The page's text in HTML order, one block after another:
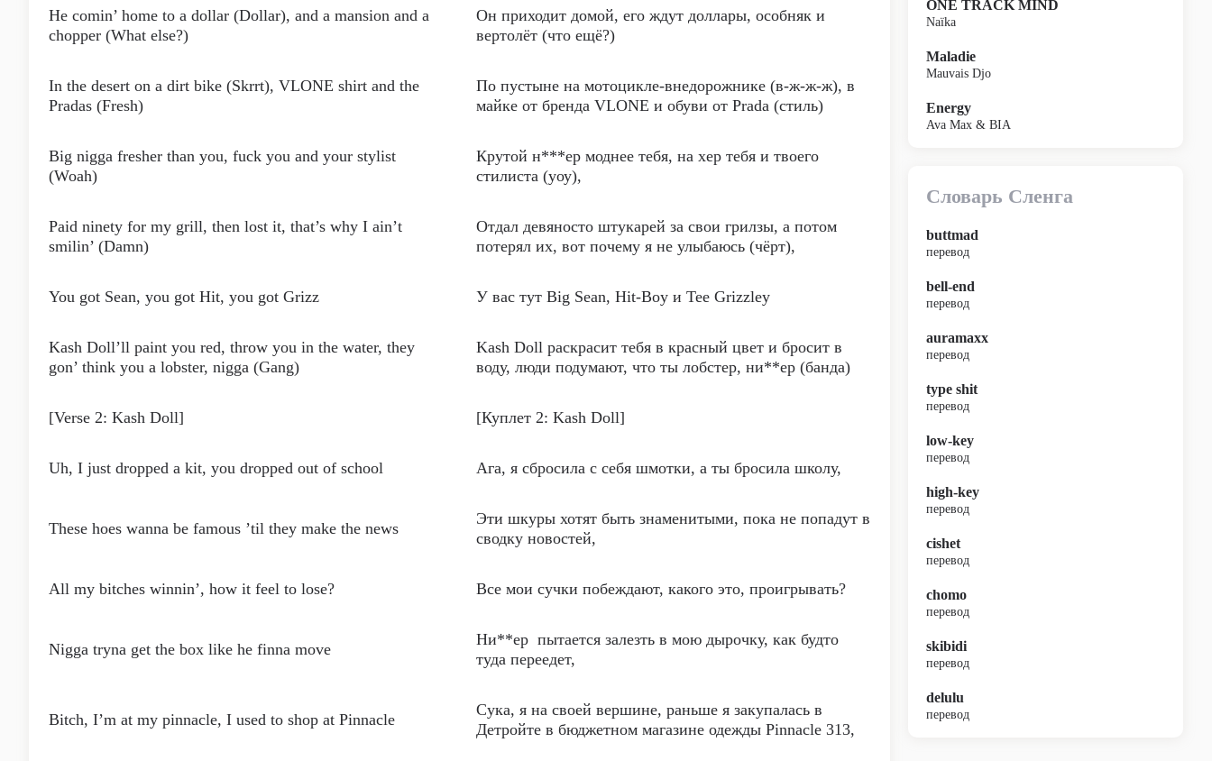
He comin’ home to a dollar (Dollar), and a mansion and a
chopper (What else?)
Он приходит домой, его ждут доллары, особняк и
вертолёт (что ещё?)
In the desert on a dirt bike (Skrrt), VLONE shirt and the
Pradas (Fresh)
По пустыне на мотоцикле-внедорожнике (в-ж-ж-ж), в
майке от бренда VLONE и обуви от Prada (стиль)
Big nigga fresher than you, fuck you and your stylist
(Woah)
Крутой н***ер моднее тебя, на хер тебя и твоего
стилиста (уоу),
Paid ninety for my grill, then lost it, that’s why I ain’t
smilin’ (Damn)
Отдал девяносто штукарей за свои грилзы, а потом
потерял их, вот почему я не улыбаюсь (чёрт),
You got Sean, you got Hit, you got Grizz У вас тут Big Sean, Hit-Boy и Tee Grizzley
Kash Doll’ll paint you red, throw you in the water, they
gon’ think you a lobster, nigga (Gang)
Kash Doll раскрасит тебя в красный цвет и бросит в
воду, люди подумают, что ты лобстер, ни**ер (банда)
[Verse 2: Kash Doll] [Куплет 2: Kash Doll]
Uh, I just dropped a kit, you dropped out of school Ага, я сбросила с себя шмотки, а ты бросила школу,
These hoes wanna be famous ’til they make the news
Эти шкуры хотят быть знаменитыми, пока не попадут в
сводку новостей,
All my bitches winnin’, how it feel to lose? Все мои сучки побеждают, какого это, проигрывать?
Nigga tryna get the box like he finna move
Ни**ер пытается залезть в мою дырочку, как будто
туда переедет,
Bitch, I’m at my pinnacle, I used to shop at Pinnacle
Сука, я на своей вершине, раньше я закупалась в
Детройте в бюджетном магазине одежды Pinnacle 313,
ONE TRACK MIND
Naïka
Maladie
Mauvais Djo
Energy
Ava Max & BIA
Словарь Сленга
buttmad
перевод
bell-end
перевод
auramaxx
перевод
type shit
перевод
low-key
перевод
high-key
перевод
cishet
перевод
chomo
перевод
skibidi
перевод
delulu
перевод